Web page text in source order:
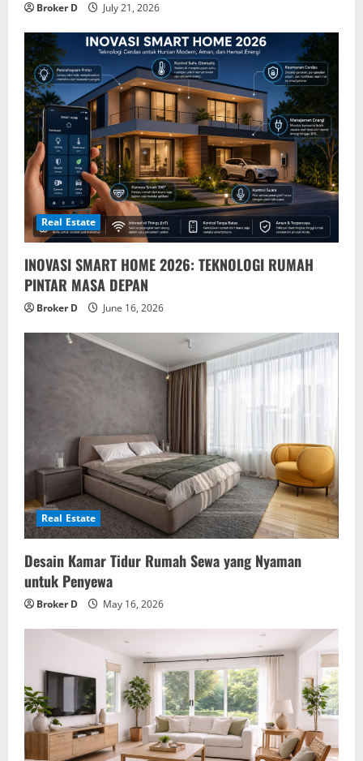
Broker D July 21, 2026
Real Estate
INOVASI SMART HOME 2026: TEKNOLOGI RUMAH
PINTAR MASA DEPAN
Broker D June 16, 2026
Real Estate
Desain Kamar Tidur Rumah Sewa yang Nyaman
untuk Penyewa
Broker D May 16, 2026